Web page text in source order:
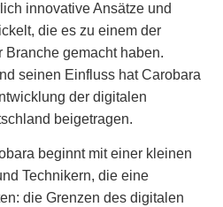
innovative Ansätze und
die es zu einem der
Branche gemacht haben.
seinen Einfluss hat Carobara
der digitalen
beigetragen.
beginnt mit einer kleinen
Technikern, die eine
die Grenzen des digitalen